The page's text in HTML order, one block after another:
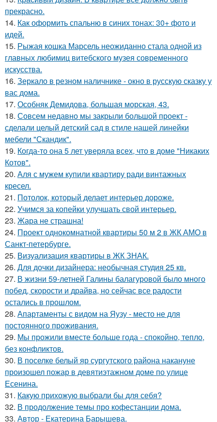
прекрасно.
14. Как оформить спальню в синих тонах: 30+ фото и
идей.
15. Рыжая кошка Марсель неожиданно стала одной из
главных любимиц витебского музея современного
искусства.
16. Зеркало в резном наличнике - окно в русскую сказку у
вас дома.
17. Особняк Демидова, большая морская, 43.
18. Совсем недавно мы закрыли большой проект -
сделали целый детский сад в стиле нашей линейки
мебели "Скандик".
19. Когда-то она 5 лет уверяла всех, что в доме "Никаких
Котов".
20. Аля с мужем купили квартиру ради винтажных
кресел.
21. Потолок, который делает интерьер дороже.
22. Учимся за копейки улучшать свой интерьер.
23. Жара не страшна!
24. Проект однокомнатной квартиры 50 м 2 в ЖК АМО в
Санкт-петербурге.
25. Визуализация квартиры в ЖК ЗНАК.
26. Для дочки дизайнера: необычная студия 25 кв.
27. В жизни 59-летней Галины балагуровой было много
побед, скорости и драйва, но сейчас все радости
остались в прошлом.
28. Апартаменты с видом на Яузу - место не для
постоянного проживания.
29. Мы прожили вместе больше года - спокойно, тепло,
без конфликтов.
30. В поселке белый яр сургутского района накануне
произошел пожар в девятиэтажном доме по улице
Есенина.
31. Какую прихожую выбрали бы для себя?
32. В продолжение темы про кофестанции дома.
33. Автор - Екатерина Барышева.